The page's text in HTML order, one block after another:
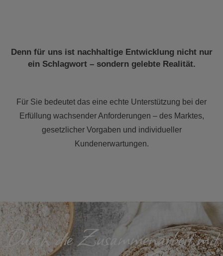
Denn für uns ist nachhaltige Entwicklung nicht nur
ein Schlagwort – sondern gelebte Realität.
Für Sie bedeutet das eine echte Unterstützung bei der
Erfüllung wachsender Anforderungen – des Marktes,
gesetzlicher Vorgaben und individueller
Kundenerwartungen.
Durch die Zusammenarbeit mit